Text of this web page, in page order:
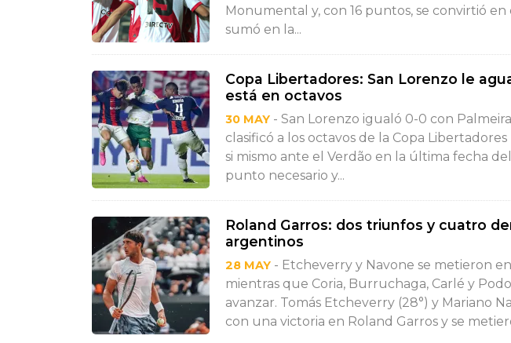
Monumental y, con 16 puntos, se convirtió
sumó en la...
Copa Libertadores: San Lorenzo le
está en octavos
30 MAY - San Lorenzo igualó 0-0 con
clasificó a los octavos de la Copa
si mismo ante el Verdão en la última fecha
punto necesario y...
Roland Garros: dos triunfos y cuatro
argentinos
28 MAY - Etcheverry y Navone se metieron
mientras que Coria, Burruchaga, Carlé y
avanzar. Tomás Etcheverry (28°) y Mariano
con una victoria en Roland Garros y se